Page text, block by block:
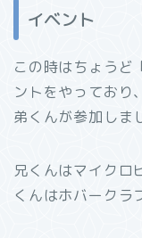
イベント
この時はちょうど
ントをやっており
弟くんが参加しま
兄くんはマイクロ
くんはホバークラ